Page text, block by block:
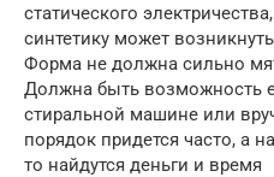
статического
синтетику может
Форма не должна сильно
Должна быть возможность
стиральной машине или
порядок придется часто, а
то найдутся деньги и время